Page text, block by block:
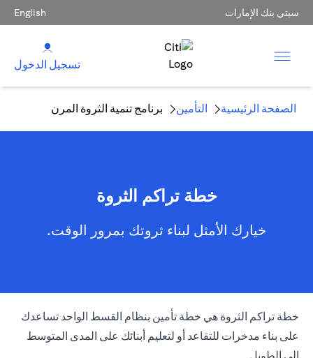
سيتي بنك الإمارات English
تسجيل الدخول
الصفحة الرئيسية التأمين برنامج تنمية الثروة المرن
خطة تراكم الثروة
خيارك الأمثل لبناء ثروتك بمرور الوقت.
خطة تراكم الثروة هي خطة تأمين بنظام القسط الواحد تساعدك
على بناء مدخرات للتقاعد أو لتعليم أبنائك على المدى المتوسط